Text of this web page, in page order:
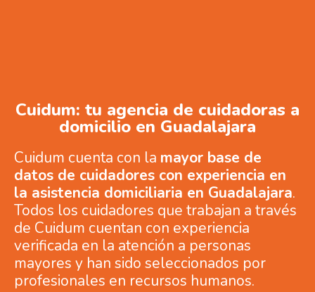
Cuidum: tu agencia de cuidadoras a
domicilio en Guadalajara
Cuidum cuenta con la mayor base de
datos de cuidadores con experiencia en
la asistencia domiciliaria en Guadalajara.
Todos los cuidadores que trabajan a través
de Cuidum cuentan con experiencia
verificada en la atención a personas
mayores y han sido seleccionados por
profesionales en recursos humanos.